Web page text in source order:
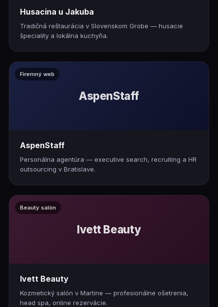
Husacina u Jakuba
Tradičná reštaurácia v Slovenskom Grobe — husacie
špeciality a lokálna kuchyňa.
Firemný web
AspenStaff
AspenStaff
Personálna agentúra — executive search, recruiting a HR
outsourcing v Bratislave.
Beauty salón
Ivett Beauty
Ivett Beauty
Kozmetický salón v Martine — profesionálne ošetrenia,
head spa, online rezervácie.